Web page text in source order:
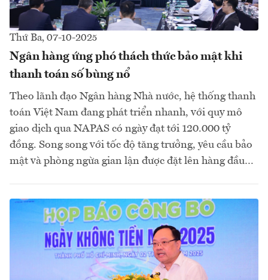
Thứ Ba, 07-10-2025
Ngân hàng ứng phó thách thức bảo mật khi
thanh toán số bùng nổ
Theo lãnh đạo Ngân hàng Nhà nước, hệ thống thanh
toán Việt Nam đang phát triển nhanh, với quy mô
giao dịch qua NAPAS có ngày đạt tới 120.000 tỷ
đồng. Song song với tốc độ tăng trưởng, yêu cầu bảo
mật và phòng ngừa gian lận được đặt lên hàng đầu…